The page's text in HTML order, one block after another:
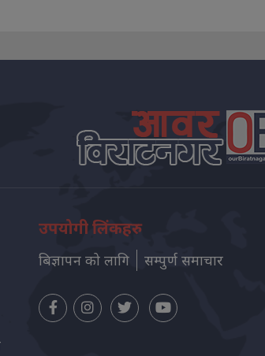
उपयोगी लिंकहरु
बिज्ञापन को लागि सम्पुर्ण समाचार